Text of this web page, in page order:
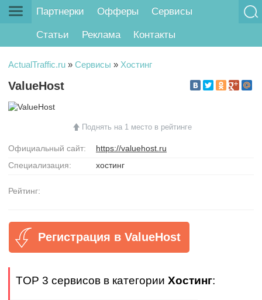
Партнерки Офферы Сервисы
Статьи Реклама Контакты
ActualTraffic.ru » Сервисы » Хостинг
ValueHost
Поднять на 1 место в рейтинге
Официальный сайт:
https://valuehost.ru
Специализация:
хостинг
Рейтинг:
Регистрация в ValueHost
TOP 3 сервисов в категории Хостинг: